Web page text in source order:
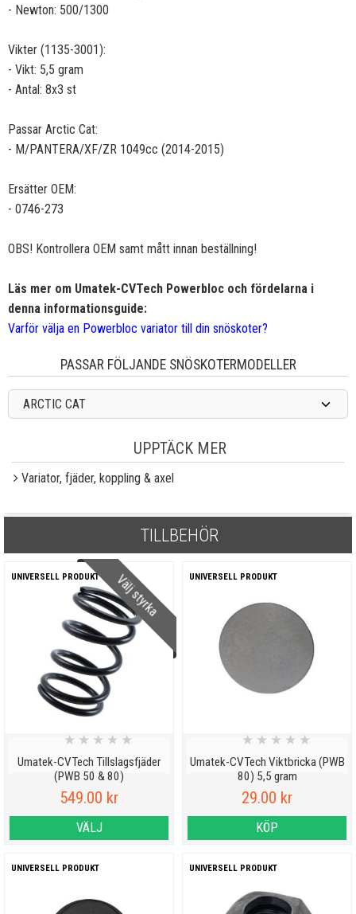
- Newton: 500/1300
Vikter (1135-3001):
- Vikt: 5,5 gram
- Antal: 8x3 st
Passar Arctic Cat:
- M/PANTERA/XF/ZR 1049cc (2014-2015)
Ersätter OEM:
- 0746-273
OBS! Kontrollera OEM samt mått innan beställning!
Läs mer om Umatek-CVTech Powerbloc och fördelarna i
denna informationsguide:
Varför välja en Powerbloc variator till din snöskoter?
PASSAR FÖLJANDE SNÖSKOTERMODELLER
ARCTIC CAT
UPPTÄCK MER
Variator, fjäder, koppling & axel
TILLBEHÖR
Välj styrka
UNIVERSELL PRODUKT
Umatek-CVTech Tillslagsfjäder
(PWB 50 & 80)
★ ★ ★ ★ ★
549.00 kr
VÄLJ
UNIVERSELL PRODUKT
Umatek-CVTech Viktbricka (PWB
80) 5,5 gram
★ ★ ★ ★ ★
29.00 kr
KÖP
UNIVERSELL PRODUKT UNIVERSELL PRODUKT